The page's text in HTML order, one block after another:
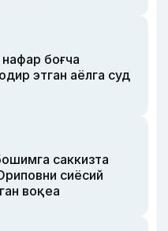
боғча
этган аёлга суд
саккизта
сиёсий
воқеа